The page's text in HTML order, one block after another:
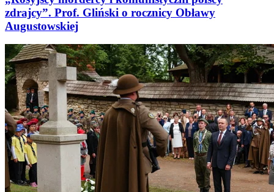
zdrajcy”. Prof. Gliński o rocznicy Obławy
Augustowskiej